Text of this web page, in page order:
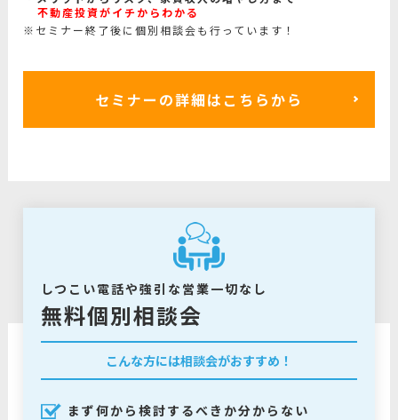
不動産投資がイチからわかる
※セミナー終了後に個別相談会も行っています！
セミナーの詳細はこちらから
しつこい電話や強引な営業一切なし
無料個別相談会
こんな方には相談会がおすすめ！
まず何から検討するべきか分からない